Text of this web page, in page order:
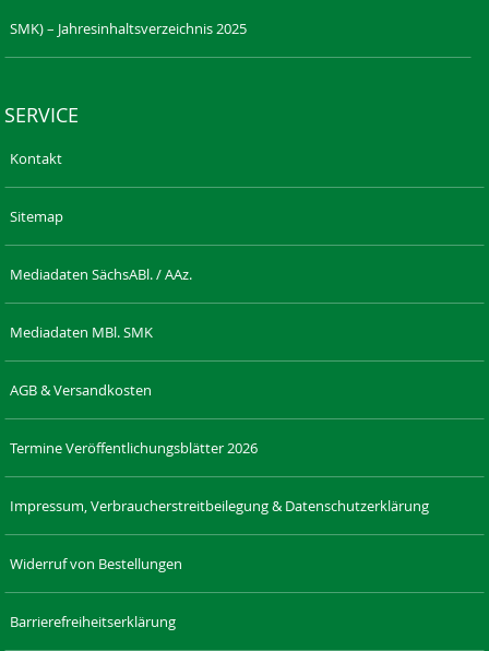
SMK) – Jahresinhaltsverzeichnis 2025
SERVICE
Kontakt
Sitemap
Mediadaten SächsABl. / AAz.
Mediadaten MBl. SMK
AGB & Versandkosten
Termine Veröffentlichungsblätter 2026
Impressum, Verbraucherstreitbeilegung & Datenschutzerklärung
Widerruf von Bestellungen
Barrierefreiheitserklärung